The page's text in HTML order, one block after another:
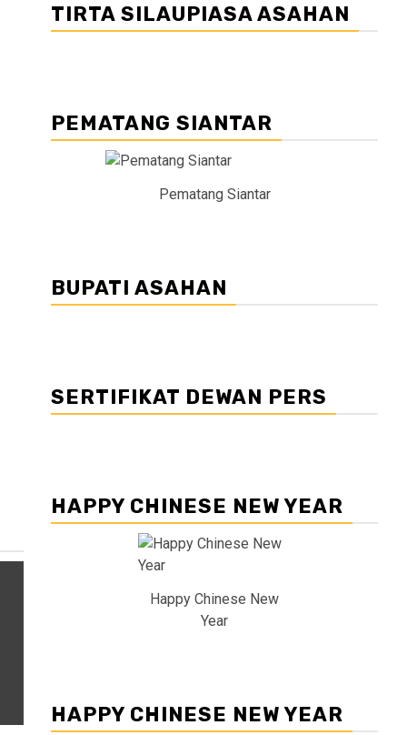
TIRTA SILAUPIASA ASAHAN
PEMATANG SIANTAR
Pematang Siantar
BUPATI ASAHAN
SERTIFIKAT DEWAN PERS
HAPPY CHINESE NEW YEAR
Happy Chinese New
Year
HAPPY CHINESE NEW YEAR